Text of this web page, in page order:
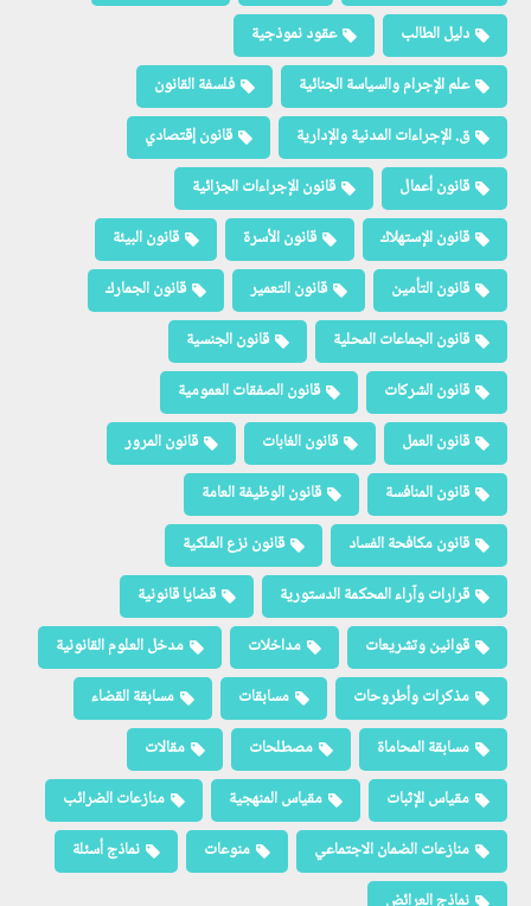
دليل الطالب
عقود نموذجية
علم الإجرام والسياسة الجنائية
فلسفة القانون
ق. الإجراءات المدنية والإدارية
قانون إقتصادي
قانون أعمال
قانون الإجراءات الجزائية
قانون الإستهلاك
قانون الأسرة
قانون البيئة
قانون التأمين
قانون التعمير
قانون الجمارك
قانون الجماعات المحلية
قانون الجنسية
قانون الشركات
قانون الصفقات العمومية
قانون العمل
قانون الغابات
قانون المرور
قانون المنافسة
قانون الوظيفة العامة
قانون مكافحة الفساد
قانون نزع الملكية
قرارات وآراء المحكمة الدستورية
قضايا قانونية
قوانين وتشريعات
مداخلات
مدخل العلوم القانونية
مذكرات وأطروحات
مسابقات
مسابقة القضاء
مسابقة المحاماة
مصطلحات
مقالات
مقياس الإثبات
مقياس المنهجية
منازعات الضرائب
منازعات الضمان الاجتماعي
منوعات
نماذج أسئلة